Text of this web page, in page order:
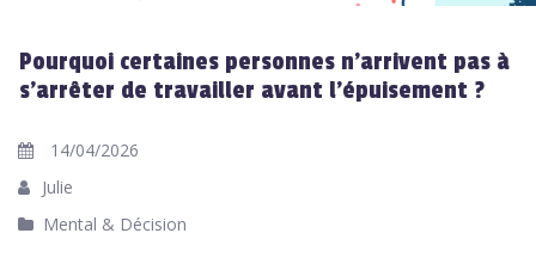
Pourquoi certaines personnes n’arrivent pas à
s’arrêter de travailler avant l’épuisement ?
14/04/2026
Julie
Mental & Décision